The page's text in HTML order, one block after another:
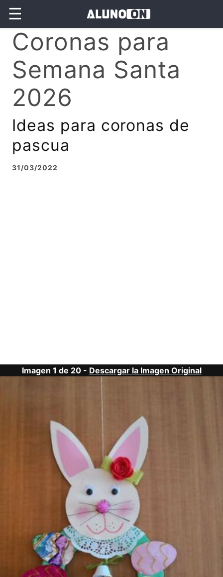
☰
Coronas para
Semana Santa
2026
Ideas para coronas de
pascua
31/03/2022
Imagen 1 de 20 - Descargar la Imagen Original